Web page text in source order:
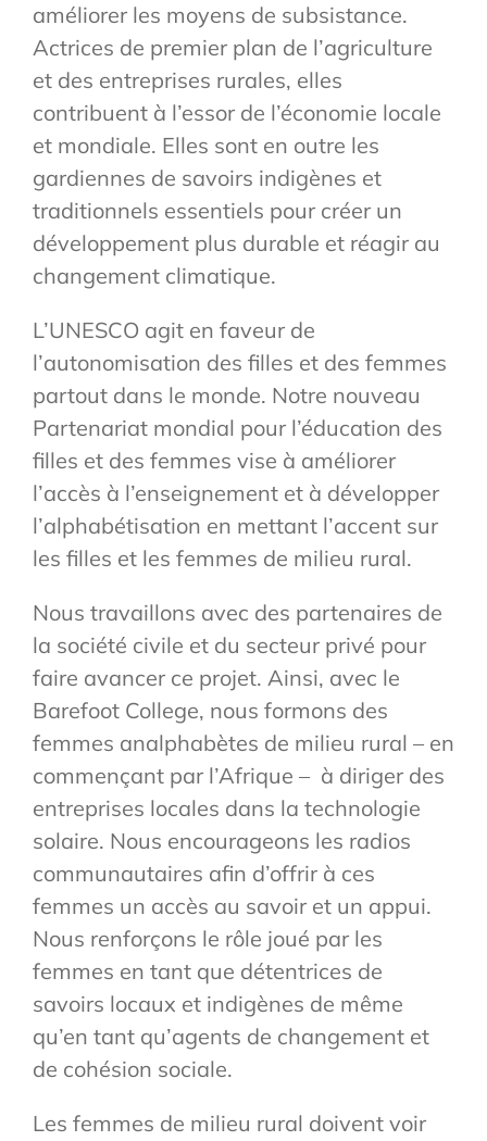
améliorer les moyens de subsistance.
Actrices de premier plan de l’agriculture
et des entreprises rurales, elles
contribuent à l’essor de l’économie locale
et mondiale. Elles sont en outre les
gardiennes de savoirs indigènes et
traditionnels essentiels pour créer un
développement plus durable et réagir au
changement climatique.
L’UNESCO agit en faveur de
l’autonomisation des filles et des femmes
partout dans le monde. Notre nouveau
Partenariat mondial pour l’éducation des
filles et des femmes vise à améliorer
l’accès à l’enseignement et à développer
l’alphabétisation en mettant l’accent sur
les filles et les femmes de milieu rural.
Nous travaillons avec des partenaires de
la société civile et du secteur privé pour
faire avancer ce projet. Ainsi, avec le
Barefoot College, nous formons des
femmes analphabètes de milieu rural – en
commençant par l’Afrique – à diriger des
entreprises locales dans la technologie
solaire. Nous encourageons les radios
communautaires afin d’offrir à ces
femmes un accès au savoir et un appui.
Nous renforçons le rôle joué par les
femmes en tant que détentrices de
savoirs locaux et indigènes de même
qu’en tant qu’agents de changement et
de cohésion sociale.
Les femmes de milieu rural doivent voir